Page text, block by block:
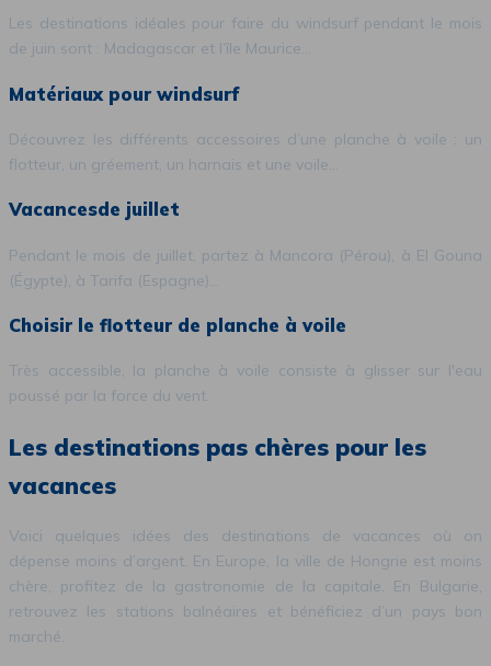
Les destinations idéales pour faire du windsurf pendant le mois
de juin sont : Madagascar et l’île Maurice...
Matériaux pour windsurf
Découvrez les différents accessoires d’une planche à voile : un
flotteur, un gréement, un harnais et une voile…
Vacancesde juillet
Pendant le mois de juillet, partez à Mancora (Pérou), à El Gouna
(Égypte), à Tarifa (Espagne)…
Choisir le flotteur de planche à voile
Très accessible, la planche à voile consiste à glisser sur l'eau
poussé par la force du vent.
Les destinations pas chères pour les
vacances
Voici quelques idées des destinations de vacances où on
dépense moins d’argent. En Europe, la ville de Hongrie est moins
chère, profitez de la gastronomie de la capitale. En Bulgarie,
retrouvez les stations balnéaires et bénéficiez d’un pays bon
marché.